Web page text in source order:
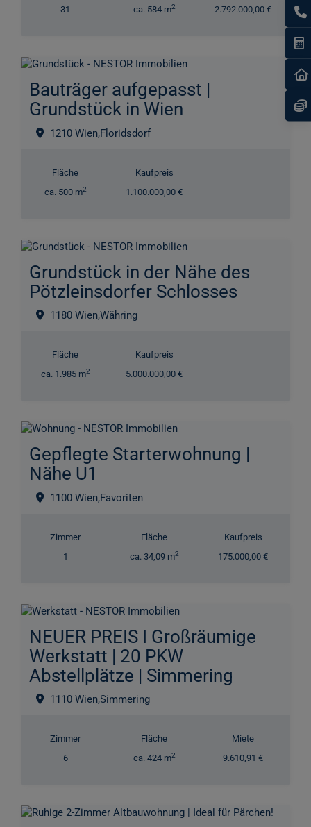
31 ca. 584 m2 2.792.000,00 €
Bauträger aufgepasst |
Grundstück in Wien
1210 Wien,Floridsdorf
Fläche
ca. 500 m2
Kaufpreis
1.100.000,00 €
Grundstück in der Nähe des
Pötzleinsdorfer Schlosses
1180 Wien,Währing
Fläche
ca. 1.985 m2
Kaufpreis
5.000.000,00 €
Gepflegte Starterwohnung |
Nähe U1
1100 Wien,Favoriten
Zimmer
1
Fläche
ca. 34,09 m2
Kaufpreis
175.000,00 €
NEUER PREIS I Großräumige
Werkstatt | 20 PKW
Abstellplätze | Simmering
1110 Wien,Simmering
Zimmer
6
Fläche
ca. 424 m2
Miete
9.610,91 €